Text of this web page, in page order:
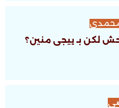
لكن بـ ييجى منين؟